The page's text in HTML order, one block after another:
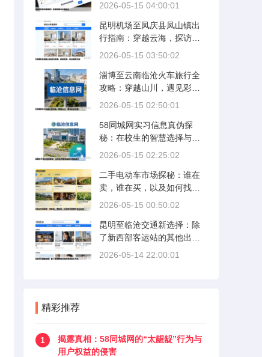
2026-05-15 04:00:01
昆明机场至凤庆县凤山镇出
行指南：穿越云海，探访秘
境之旅
2026-05-15 03:50:02
淄博至云南临沧火车旅行全
攻略：穿越山川，遇见彩云
之南
2026-05-15 02:50:01
58同城网实习信息真伪探
秘：在校生的智慧选择与风
险防范
2026-05-15 02:25:02
二手电动车市场探秘：谁在
卖，谁在买，以及如何找到
性价比之选
2026-05-15 00:50:02
昆明至临沧交通新选择：除
了新西部客运站的其他出行
方式
2026-05-14 22:00:01
精彩推荐
1
揭露真相：58同城网的“太龌龊”行为与
用户权益的侵害